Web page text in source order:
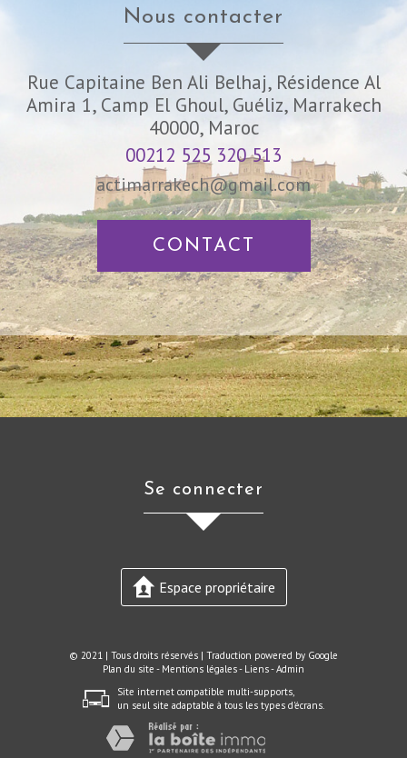
nous contacter
Rue Capitaine Ben Ali Belhaj, Résidence Al
Amira 1, Camp El Ghoul, Guéliz, Marrakech
40000, Maroc
00212 525 320 513
actimarrakech@gmail.com
CONTACT
se connecter
Espace propriétaire
© 2021 | Tous droits réservés | Traduction powered by Google
Plan du site - Mentions légales- Liens-Admin
Site internet compatible multi-supports,
un seul site adaptable à tous les types d'écrans.